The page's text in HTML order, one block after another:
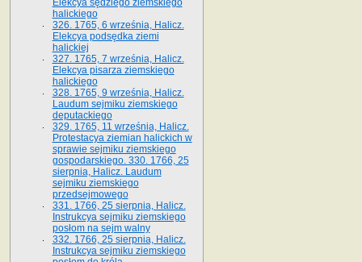
Elekcya sędziego ziemskiego
halickiego
326. 1765, 6 września, Halicz.
Elekcya podsędka ziemi
halickiej
327. 1765, 7 września, Halicz.
Elekcya pisarza ziemskiego
halickiego
328. 1765, 9 września, Halicz.
Laudum sejmiku ziemskiego
deputackiego
329. 1765, 11 września, Halicz.
Protestacya ziemian halickich w
sprawie sejmiku ziemskiego
gospodarskiego. 330. 1766, 25
sierpnia, Halicz. Laudum
sejmiku ziemskiego
przedsejmowego
331. 1766, 25 sierpnia, Halicz.
Instrukcya sejmiku ziemskiego
posłom na sejm walny
332. 1766, 25 sierpnia, Halicz.
Instrukcya sejmiku ziemskiego